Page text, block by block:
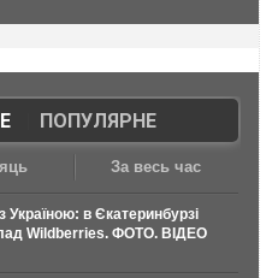
| ПОПУЛЯРНЕ
За весь час
Україною: в Єкатеринбурзі
Wildberries. ФОТО. ВІДЕО